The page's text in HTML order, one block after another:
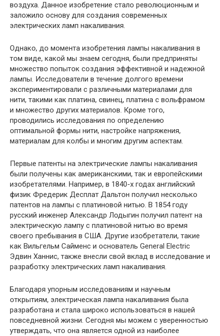
воздуха. Данное изобретение стало революционным и
заложило основу для создания современных
электрических ламп накаливания.
Однако, до момента изобретения лампы накаливания в
том виде, какой мы знаем сегодня, были предприняты
множество попыток создания эффективной и надежной
лампы. Исследователи в течение долгого времени
экспериментировали с различными материалами для
нити, такими как платина, свинец, платина с вольфрамом
и множество других материалов. Кроме того,
проводились исследования по определению
оптимальной формы нити, настройке напряжения,
материалам для колбы и многим другим аспектам.
Первые патенты на электрические лампы накаливания
были получены как американскими, так и европейскими
изобретателями. Например, в 1840-х годах английский
физик Фредерик Десплат Дальтон получил несколько
патентов на лампы с платиновой нитью. В 1854 году
русский инженер Александр Лодыгин получил патент на
электрическую лампу с платиновой нитью во время
своего пребывания в США. Другие изобретатели, такие
как Вильгельм Сайменс и основатель General Electric
Эдвин Ханнис, также внесли свой вклад в исследование и
разработку электрических ламп накаливания.
Благодаря упорным исследованиям и научным
открытиям, электрическая лампа накаливания была
разработана и стала широко использоваться в нашей
повседневной жизни. Сегодня мы можем с уверенностью
утверждать, что она является одной из наиболее